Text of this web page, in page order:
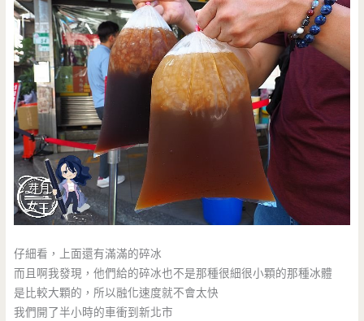
仔細看，上面還有滿滿的碎冰
而且啊我發現，他們給的碎冰也不是那種很細很小顆的那種冰體
是比較大顆的，所以融化速度就不會太快
我們開了半小時的車衝到新北市